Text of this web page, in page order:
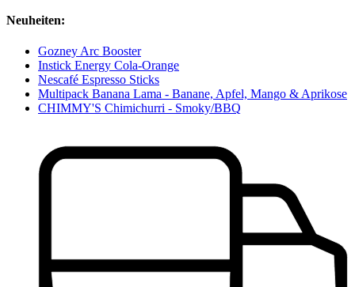
Neuheiten:
Gozney Arc Booster
Instick Energy Cola-Orange
Nescafé Espresso Sticks
Multipack Banana Lama - Banane, Apfel, Mango & Aprikose
CHIMMY'S Chimichurri - Smoky/BBQ